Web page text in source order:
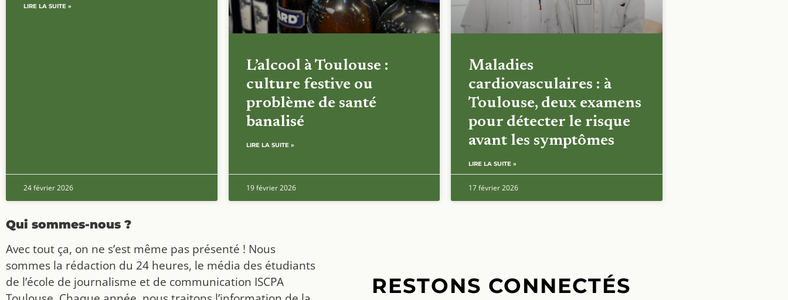
LIRE LA SUITE »
24 février 2026
L’alcool à Toulouse :
culture festive ou
problème de santé
banalisé
LIRE LA SUITE »
19 février 2026
Maladies
cardiovasculaires : à
Toulouse, deux examens
pour détecter le risque
avant les symptômes
LIRE LA SUITE »
17 février 2026
Qui sommes-nous ?
Avec tout ça, on ne s’est même pas présenté ! Nous
sommes la rédaction du 24 heures, le média des étudiants
de l’école de journalisme et de communication ISCPA
RESTONS CONNECTÉS